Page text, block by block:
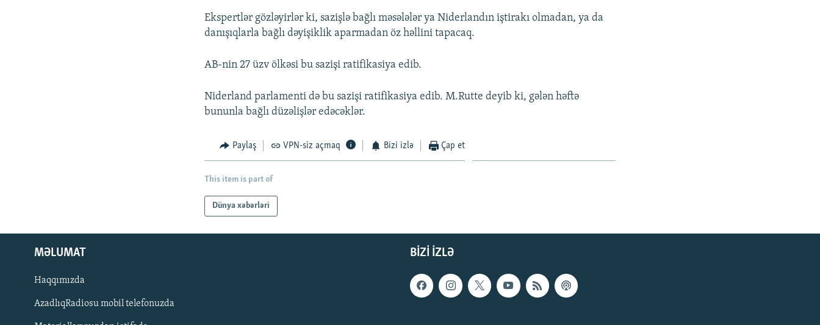
Ekspertlər gözləyirlər ki, sazişlə bağlı məsələlər ya Niderlandın iştirakı olmadan, ya da
danışıqlarla bağlı dəyişiklik aparmadan öz həllini tapacaq.
AB-nin 27 üzv ölkəsi bu sazişi ratifikasiya edib.
Niderland parlamenti də bu sazişi ratifikasiya edib. M.Rutte deyib ki, gələn həftə
bununla bağlı düzəlişlər edəcəklər.
Paylaş VPN-siz açmaq Bizi izlə Çap et
This item is part of
Dünya xəbərləri
BIZI IZLƏ
MƏLUMAT
Haqqımızda
AzadlıqRadiosu mobil telefonuzda